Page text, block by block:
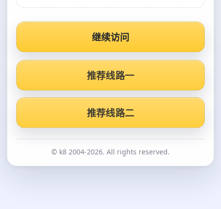
继续访问
推荐线路一
推荐线路二
© k8 2004-2026. All rights reserved.